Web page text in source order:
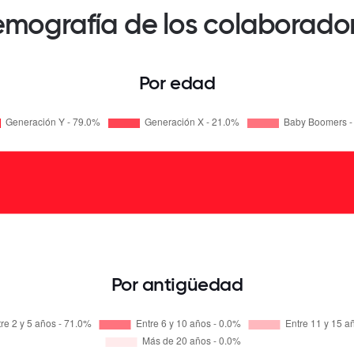
de los
Por edad
Por antigüedad